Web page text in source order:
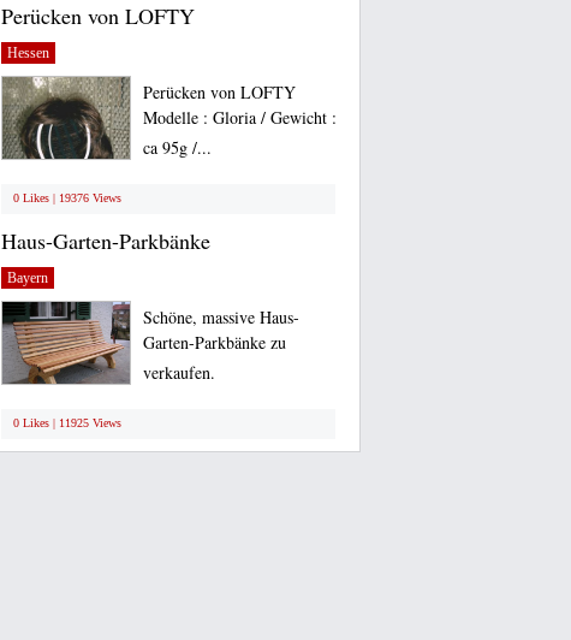
Perücken von LOFTY
Hessen
Perücken von LOFTY
Modelle : Gloria / Gewicht :
ca 95g /...
0 Likes | 19376 Views
Haus-Garten-Parkbänke
Bayern
Schöne, massive Haus-
Garten-Parkbänke zu
verkaufen.
0 Likes | 11925 Views